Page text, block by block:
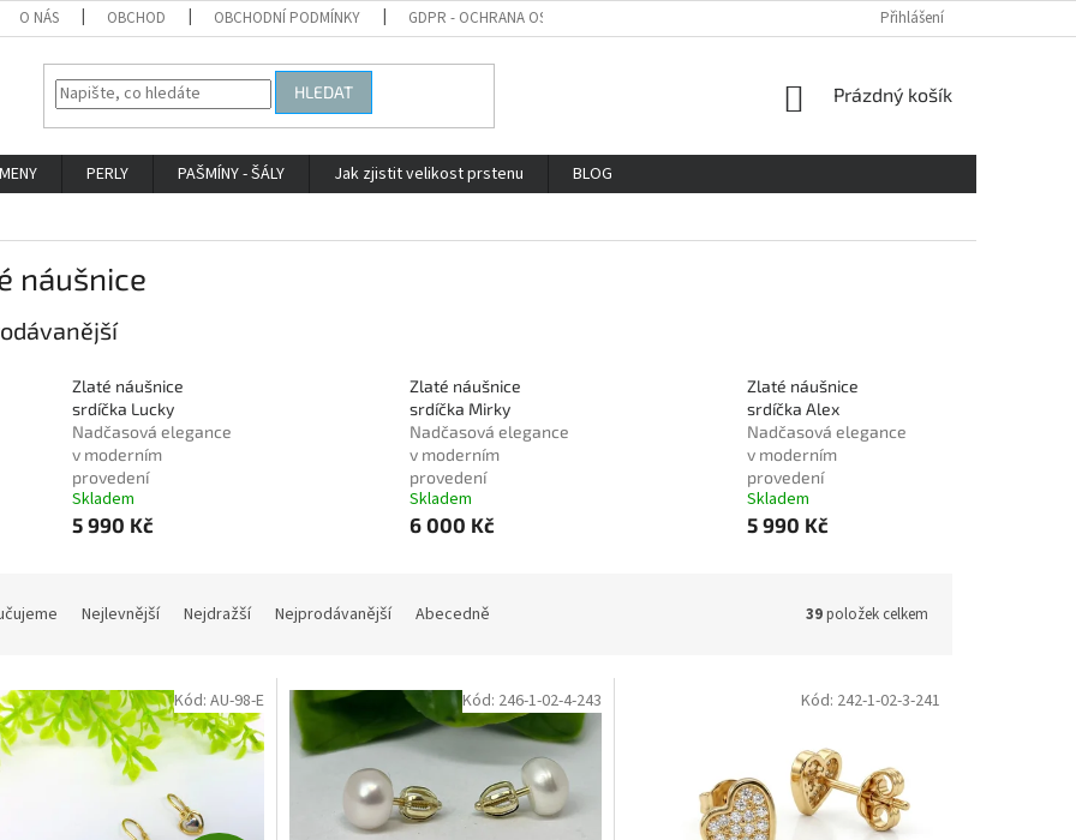
O NÁS OBCHOD OBCHODNÍ PODMÍNKY GDPR - OCHRANA OSOBNÍCH ÚDAJŮ VŠE O NÁKUPU
Přihlášení
HLEDAT
NÁKUPNÍ
Prázdný košík
PERLY PAŠMÍNY - ŠÁLY Jak zjistit velikost prstenu
BLOG
náušnice
Zlaté náušnice
srdíčka Lucky
Nadčasová elegance
v moderním
provedení
Skladem
5 990 Kč
Zlaté náušnice
srdíčka Mirky
Nadčasová elegance
v moderním
provedení
Skladem
6 000 Kč
Zlaté náušnice
srdíčka Alex
Nadčasová elegance
v moderním
provedení
Skladem
5 990 Kč
Nejlevnější Nejdražší Nejprodávanější Abecedně 39položek celkem
Kód: AU-98-E Kód: 246-1-02-4-243 Kód: 242-1-02-3-241